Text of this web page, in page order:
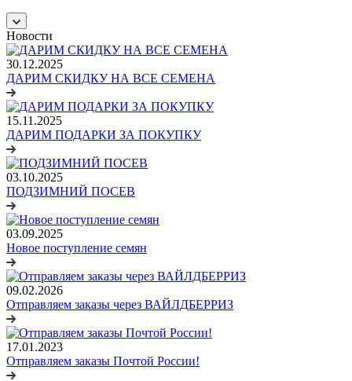
Новости
30.12.2025
ДАРИМ СКИДКУ НА ВСЕ СЕМЕНА
15.11.2025
ДАРИМ ПОДАРКИ ЗА ПОКУПКУ
03.10.2025
ПОДЗИМНИЙ ПОСЕВ
03.09.2025
Новое поступление семян
09.02.2026
Отправляем заказы через ВАЙЛДБЕРРИЗ
17.01.2023
Отправляем заказы Почтой России!